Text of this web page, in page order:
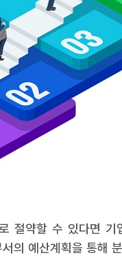
절약할 수 있다면
의 예산계획을 통해